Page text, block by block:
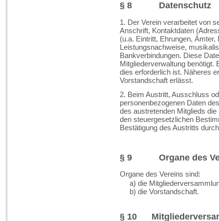
§ 8 Datenschutz
1. Der Verein verarbeitet von
Anschrift, Kontaktdaten
(u.a. Eintritt, Ehrungen,
Leistungsnachweise,
Bankverbindungen. Diese
Mitgliederverwaltung benötigt.
dies erforderlich ist. Näheres
Vorstandschaft erlässt.
2. Beim Austritt, Ausschluss
personenbezogenen Daten
des austretenden Mitglieds
den steuergesetzlichen
Bestätigung des Austritts
§ 9 Organe des
Organe des Vereins sind:
a) die
b) die Vorstandschaft.
§ 10